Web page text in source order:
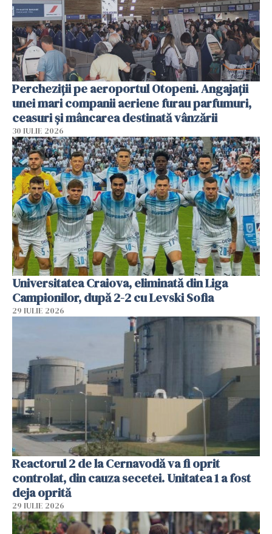
Percheziții pe aeroportul Otopeni. Angajații
unei mari companii aeriene furau parfumuri,
ceasuri și mâncarea destinată vânzării
30 IULIE 2026
Universitatea Craiova, eliminată din Liga
Campionilor, după 2-2 cu Levski Sofia
29 IULIE 2026
Reactorul 2 de la Cernavodă va fi oprit
controlat, din cauza secetei. Unitatea 1 a fost
deja oprită
29 IULIE 2026